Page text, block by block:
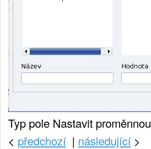
Typ pole Nastavit proměnnou
< předchozí| následující>